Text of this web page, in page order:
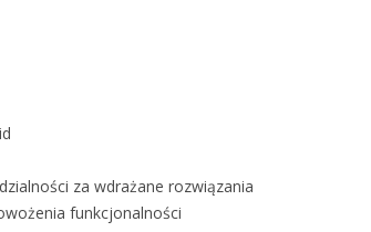
za wdrażane rozwiązania
funkcjonalności